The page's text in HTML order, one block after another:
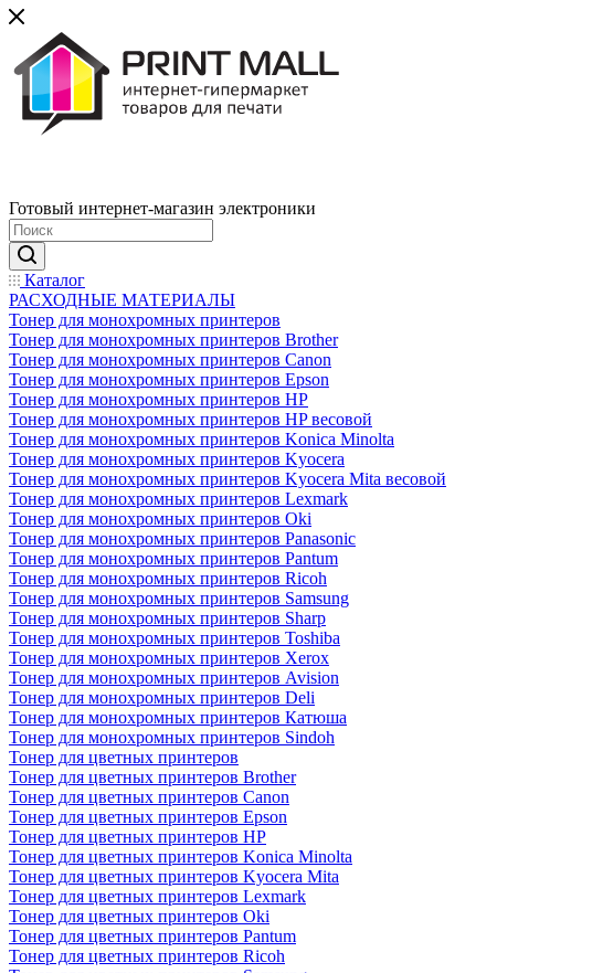
Готовый интернет-магазин электроники
Каталог
РАСХОДНЫЕ МАТЕРИАЛЫ
Тонер для монохромных принтеров
Тонер для монохромных принтеров Brother
Тонер для монохромных принтеров Canon
Тонер для монохромных принтеров Epson
Тонер для монохромных принтеров HP
Тонер для монохромных принтеров HP весовой
Тонер для монохромных принтеров Konica Minolta
Тонер для монохромных принтеров Kyocera
Тонер для монохромных принтеров Kyocera Mita весовой
Тонер для монохромных принтеров Lexmark
Тонер для монохромных принтеров Oki
Тонер для монохромных принтеров Panasonic
Тонер для монохромных принтеров Pantum
Тонер для монохромных принтеров Ricoh
Тонер для монохромных принтеров Samsung
Тонер для монохромных принтеров Sharp
Тонер для монохромных принтеров Toshiba
Тонер для монохромных принтеров Xerox
Тонер для монохромных принтеров Avision
Тонер для монохромных принтеров Deli
Тонер для монохромных принтеров Катюша
Тонер для монохромных принтеров Sindoh
Тонер для цветных принтеров
Тонер для цветных принтеров Brother
Тонер для цветных принтеров Canon
Тонер для цветных принтеров Epson
Тонер для цветных принтеров HP
Тонер для цветных принтеров Konica Minolta
Тонер для цветных принтеров Kyocera Mita
Тонер для цветных принтеров Lexmark
Тонер для цветных принтеров Oki
Тонер для цветных принтеров Pantum
Тонер для цветных принтеров Ricoh